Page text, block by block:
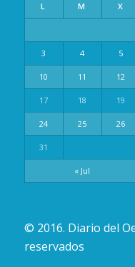
L M X
« Jul
3 4 5
10 11 12
17 18 19
24 25 26
31
© 2016. Diario del
reservados